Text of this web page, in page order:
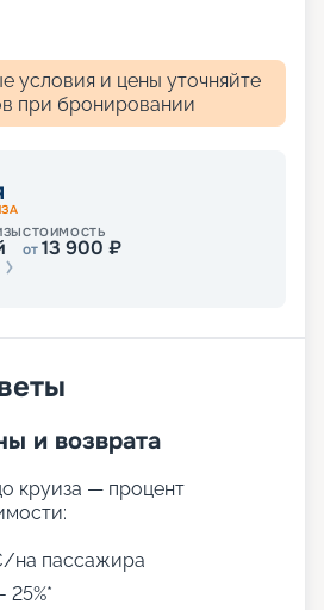
условия и цены уточняйте
при бронировании
СТОИМОСТЬ
от13 900 ₽
и возврата
круиза — процент
на пассажира
25%*